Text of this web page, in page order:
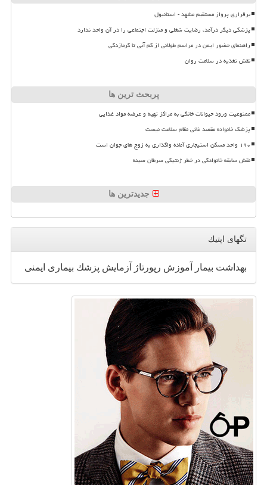
برقراری پرواز مستقیم مشهد - استانبول
پزشکی دیگر درآمد، رضایت شغلی و منزلت اجتماعی را در آن واحد ندارد
راهنمای حضور ایمن در مراسم طولانی از کم آبی تا گرمازدگی
نقش تغذیه در سلامت روان
پربحث ترین ها
ممنوعیت ورود حیوانات خانگی به مراکز تهیه و عرضه مواد غذایی
پزشک خانواده مقصد غائی نظام سلامت نیست
۱۹۰ واحد مسکن استیجاری آماده واگذاری به زوج های جوان است
نقش سابقه خانوادگی در خطر ژنتیکی سرطان سینه
جدیدترین ها
تگهای اپتیك
بهداشت بیمار آموزش رپورتاژ آزمایش پزشك بیماری ایمنی